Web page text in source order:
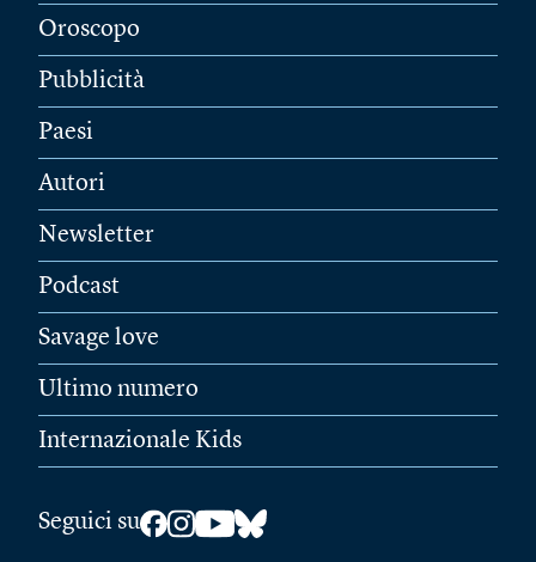
Oroscopo
Pubblicità
Paesi
Autori
Newsletter
Podcast
Savage love
Ultimo numero
Internazionale Kids
Seguici su